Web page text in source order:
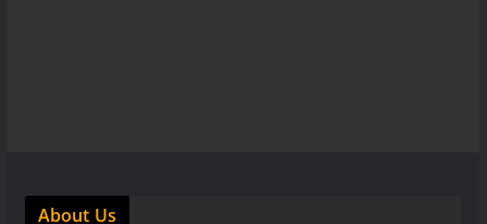
About Us